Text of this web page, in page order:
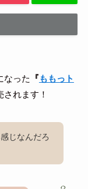
なった 『ももっト
されます！
じなんだろ